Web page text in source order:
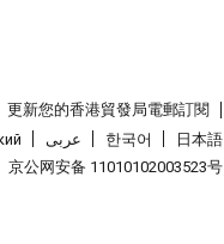
更新您的香港貿發局電郵訂閱
عربى 한국어
日本語
京公网安备 11010102003523号